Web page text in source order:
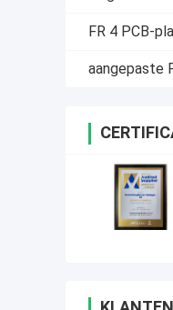
FR 4 PCB-
aangepaste